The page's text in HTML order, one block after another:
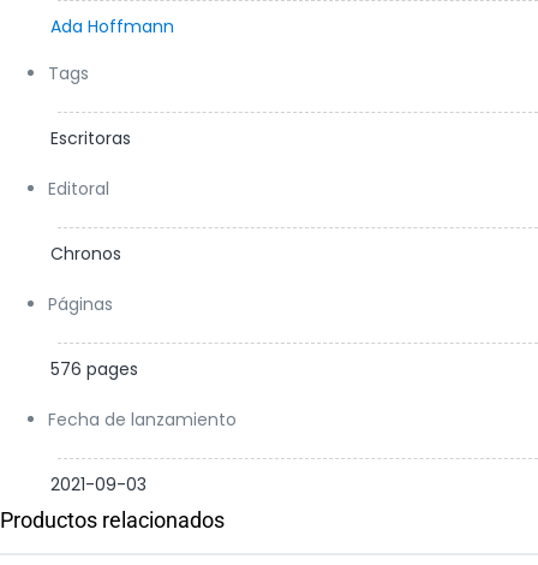
Ada Hoffmann
Tags
Escritoras
Editoral
Chronos
Páginas
576 pages
Fecha de lanzamiento
2021-09-03
Productos relacionados